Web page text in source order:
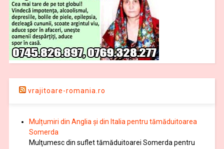
vrajitoare-romania.ro
Mulțumiri din Anglia și din Italia pentru tămăduitoarea
Somerda
Mulţumesc din suflet tămăduitoarei Somerda pentru